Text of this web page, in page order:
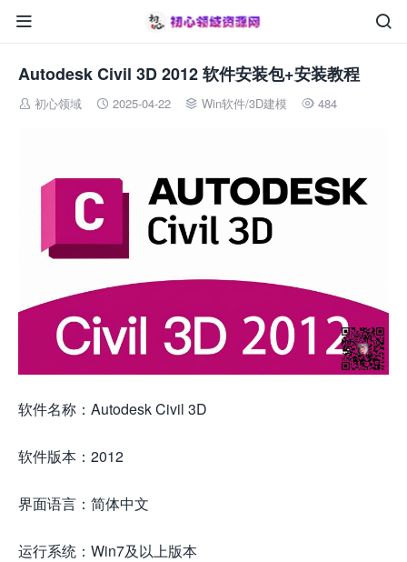


Autodesk Civil 3D 2012 软件安装包+安装教程
 初心领域  2025-04-22  Win软件/3D建模  484
软件名称：Autodesk Civil 3D
软件版本：2012
界面语言：简体中文
运行系统：Win7及以上版本